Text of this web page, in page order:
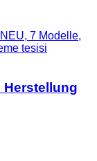
7 Modelle,
tesisi
Herstellung